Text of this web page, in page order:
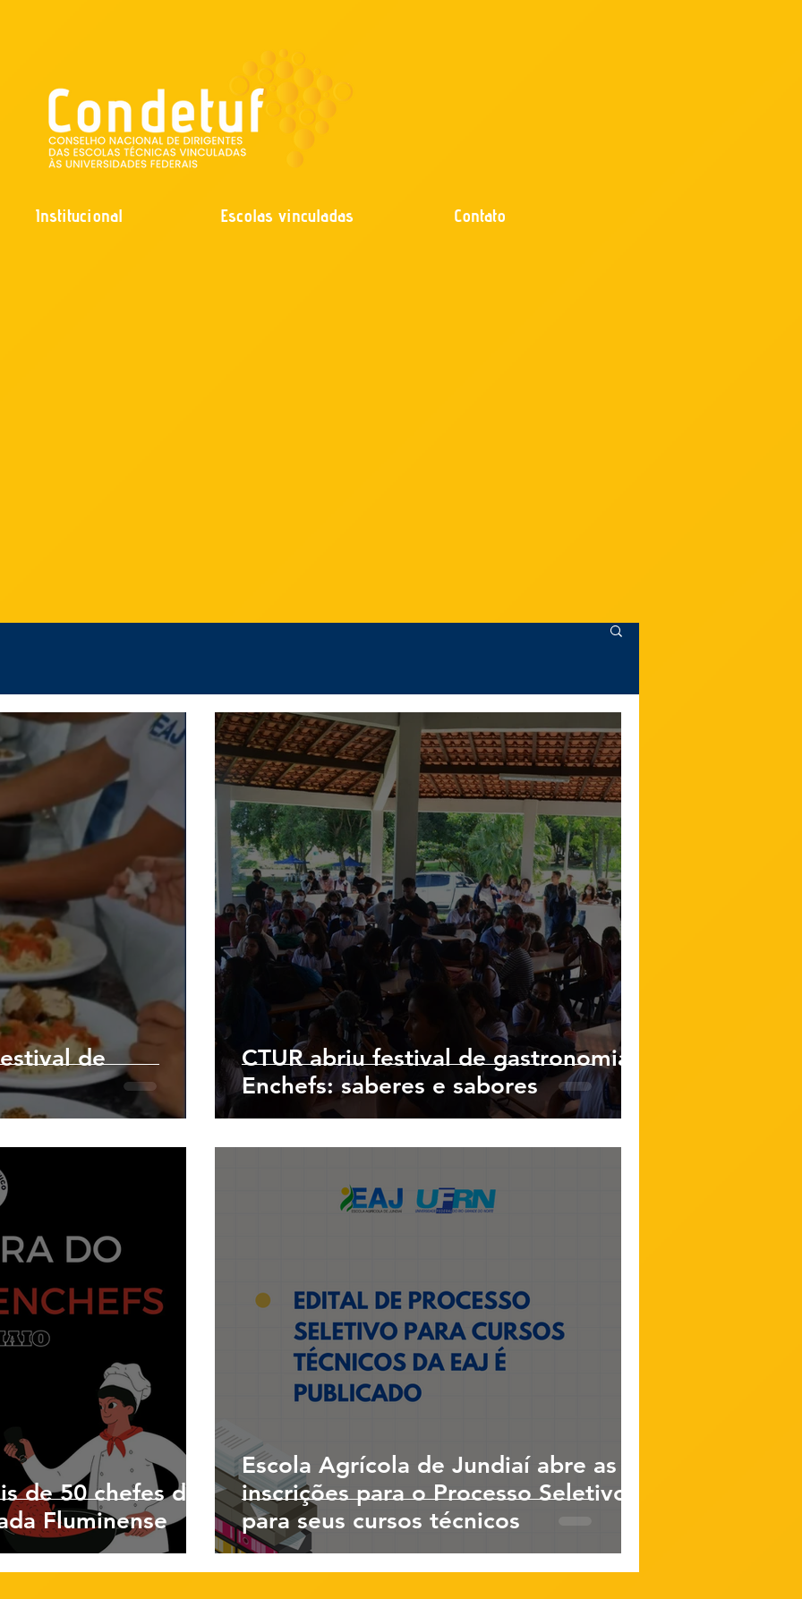
Institucional Escolas vinculadas Contato
de
CTUR abriu festival de gastronomia,
Enchefs: saberes e sabores
de 50 chefes de
Fluminense
Escola Agrícola de Jundiaí abre as
inscrições para o Processo Seletivo
para seus cursos técnicos